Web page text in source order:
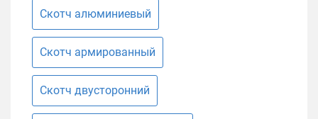
Скотч алюминиевый
Скотч армированный
Скотч двусторонний